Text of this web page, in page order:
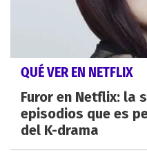
QUÉ VER EN NETFLIX
Furor en Netflix: la
episodios que es
del K-drama